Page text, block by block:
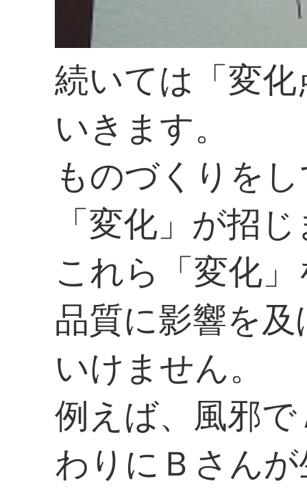
続いては「変
いきます。
ものづくりを
「変化」が招
これら「変化
品質に影響を
いけません。
例えば、風邪
わりにＢさん